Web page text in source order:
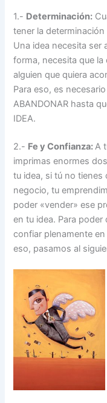
1.- Determinación:
tener la
Una idea necesita ser
forma, necesita que la
alguien que quiera
Para eso, es
ABANDONAR hasta
IDEA.
2.- Fe y Confianza:A
imprimas enormes
tu idea, si tú no tienes
negocio, tu
poder «vender» ese
en tu idea. Para
confiar plenamente
eso, pasamos al